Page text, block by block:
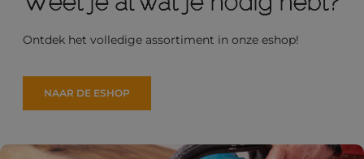
Ontdek het volledige assortiment in onze eshop!
NAAR DE ESHOP